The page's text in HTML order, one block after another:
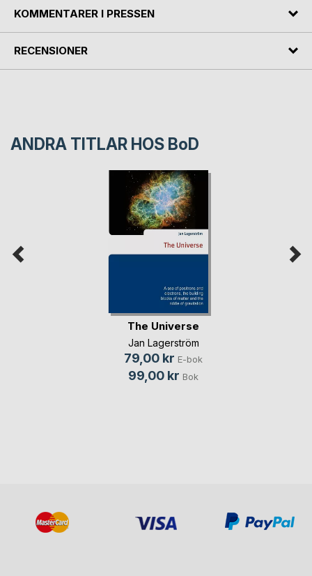
KOMMENTARER I PRESSEN
RECENSIONER
ANDRA TITLAR HOS BoD
The Universe
Jan Lagerström
79,00 kr E-bok
99,00 kr Bok